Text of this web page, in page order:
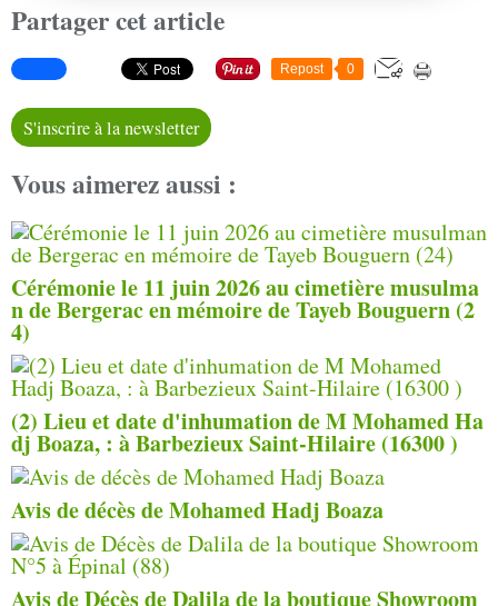
Partager cet article
Repost 0
S'inscrire à la newsletter
Vous aimerez aussi :
Cérémonie le 11 juin 2026 au cimetière musulma
n de Bergerac en mémoire de Tayeb Bouguern (2
4)
(2) Lieu et date d'inhu­ma­tion de M Mohamed Ha
dj Boaza, : à Barbezieux Saint-Hilaire (16300 )
Avis de décès de Mohamed Hadj Boaza
Avis de Décès de Dalila de la boutique Showroom